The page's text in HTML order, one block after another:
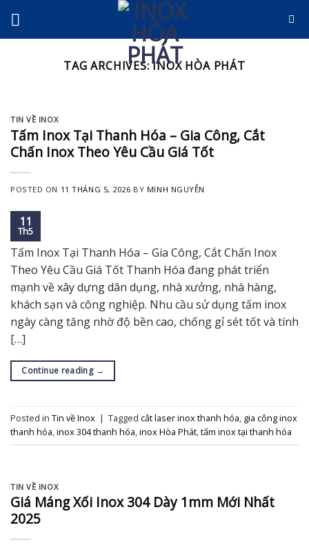
content
TAG ARCHIVES:INOX HÒA PHÁT
TIN VỀ INOX
Tấm Inox Tại Thanh Hóa – Gia Công, Cắt
Chấn Inox Theo Yêu Cầu Giá Tốt
POSTED ON 11 THÁNG 5, 2026 BY MINH NGUYỄN
11
Th5
Tấm Inox Tại Thanh Hóa – Gia Công, Cắt Chấn Inox
Theo Yêu Cầu Giá Tốt Thanh Hóa đang phát triển
mạnh về xây dựng dân dụng, nhà xưởng, nhà hàng,
khách sạn và công nghiệp. Nhu cầu sử dụng tấm inox
ngày càng tăng nhờ độ bền cao, chống gỉ sét tốt và tính
[…]
Continue reading →
Posted in Tin về Inox | Tagged cắt laser inox thanh hóa, gia công inox
thanh hóa,inox 304 thanh hóa,inox Hòa Phát,tấm inox tại thanh hóa
TIN VỀ INOX
Giá Máng Xối Inox 304 Dày 1mm Mới Nhất
2025